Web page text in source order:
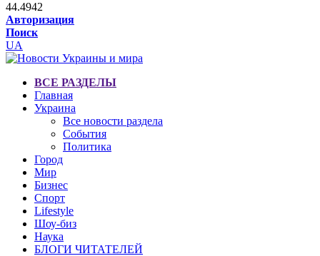
44.4942
Авторизация
Поиск
UA
ВСЕ РАЗДЕЛЫ
Главная
Украина
Все новости раздела
События
Политика
Город
Мир
Бизнес
Спорт
Lifestyle
Шоу-биз
Наука
БЛОГИ ЧИТАТЕЛЕЙ